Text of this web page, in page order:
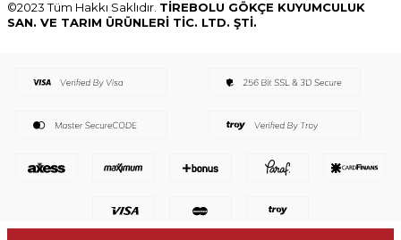
©2023 Tüm Hakkı Saklıdır. TİREBOLU GÖKÇE KUYUMCULUK
SAN. VE TARIM ÜRÜNLERİ TİC. LTD. ŞTİ.